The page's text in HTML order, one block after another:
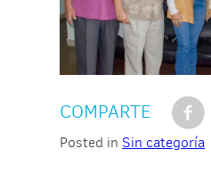
COMPARTE
Posted in Sin categoría